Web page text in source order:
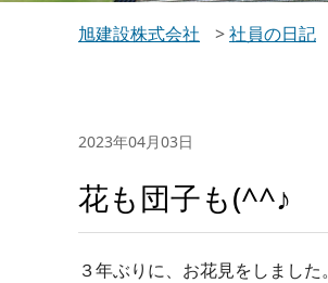
旭建設株式会社 >社員の日記
2023年04月03日
花も団子も(^^♪
３年ぶりに、お花見をしました。